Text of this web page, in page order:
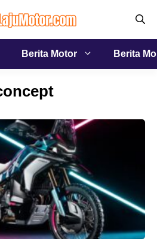
Berita Motor Berita